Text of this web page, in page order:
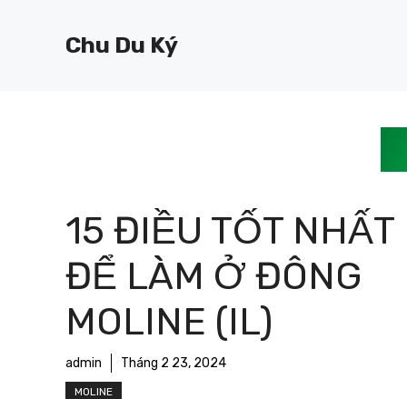
Chu Du Ký
15 ĐIỀU TỐT NHẤT
ĐỂ LÀM Ở ĐÔNG
MOLINE (IL)
admin Tháng 2 23, 2024
MOLINE